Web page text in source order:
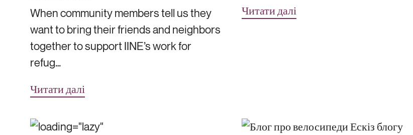
When community members tell us they
want to bring their friends and neighbors
together to support IINE’s work for
refug…
Читати далі
Читати далі